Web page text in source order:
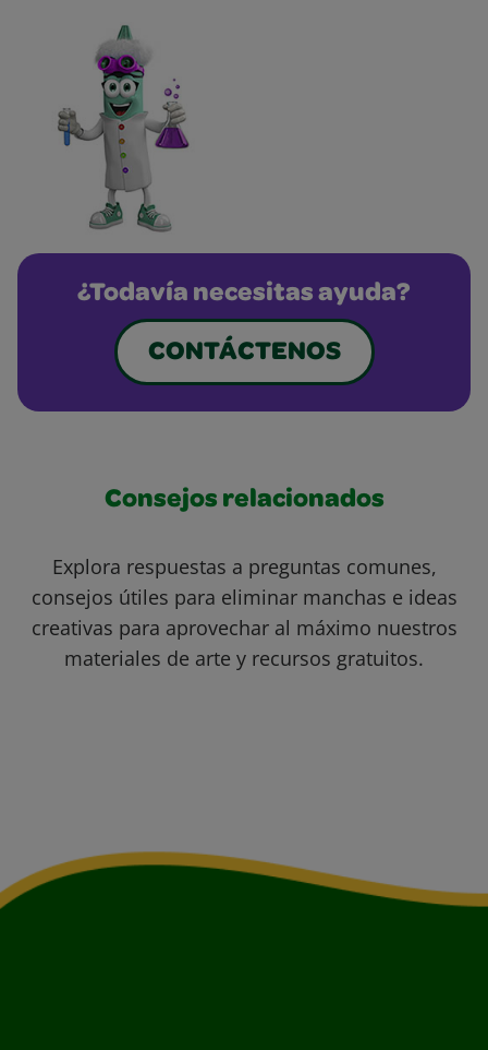
¿Todavía necesitas ayuda?
CONTÁCTENOS
Consejos relacionados
Explora respuestas a preguntas comunes,
consejos útiles para eliminar manchas e ideas
creativas para aprovechar al máximo nuestros
materiales de arte y recursos gratuitos.